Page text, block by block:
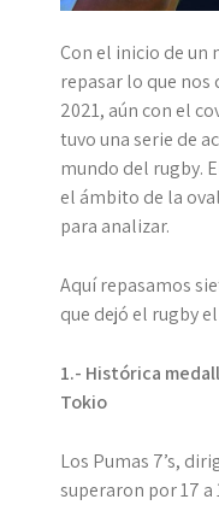
Con el inicio de un
repasar lo que
2021, aún con el
tuvo una serie de
mundo del rugby.
el ámbito de la
para analizar.
Aquí repasamos
que dejó el rugby
1.- Histórica
Tokio
Los Pumas 7’s,
superaron por 17 a